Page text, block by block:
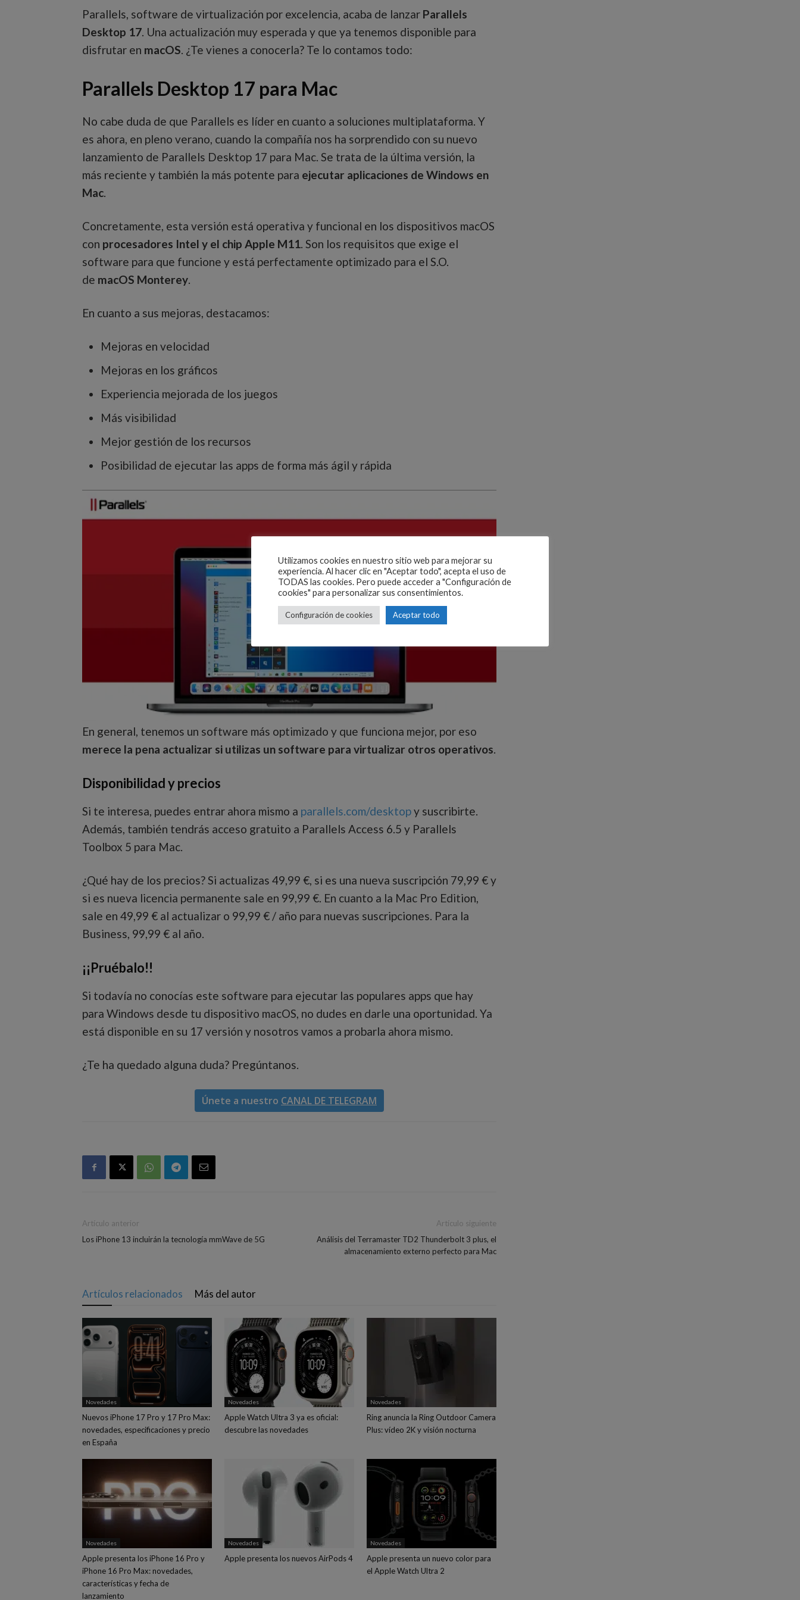
Parallels, software de virtualización por excelencia, acaba de lanzar Parallels
Desktop 17. Una actualización muy esperada y que ya tenemos disponible para
disfrutar en macOS. ¿Te vienes a conocerla? Te lo contamos todo:
Parallels Desktop 17 para Mac
No cabe duda de que Parallels es líder en cuanto a soluciones multiplataforma. Y
es ahora, en pleno verano, cuando la compañía nos ha sorprendido con su nuevo
lanzamiento de Parallels Desktop 17 para Mac. Se trata de la última versión, la
más reciente y también la más potente para ejecutar aplicaciones de Windows en
Mac.
Concretamente, esta versión está operativa y funcional en los dispositivos macOS
con procesadores Intel y el chip Apple M11. Son los requisitos que exige el
software para que funcione y está perfectamente optimizado para el S.O.
de macOS Monterey.
En cuanto a sus mejoras, destacamos:
Mejoras en velocidad
Mejoras en los gráficos
Experiencia mejorada de los juegos
Más visibilidad
Mejor gestión de los recursos
Posibilidad de ejecutar las apps de forma más ágil y rápida
En general, tenemos un software más optimizado y que funciona mejor, por eso
merece la pena actualizar si utilizas un software para virtualizar otros operativos.
Disponibilidad y precios
Si te interesa, puedes entrar ahora mismo a parallels.com/desktopy suscribirte.
Además, también tendrás acceso gratuito a Parallels Access 6.5 y Parallels
Toolbox 5 para Mac.
¿Qué hay de los precios? Si actualizas 49,99 €, si es una nueva suscripción 79,99 € y
si es nueva licencia permanente sale en 99,99 €. En cuanto a la Mac Pro Edition,
sale en 49,99 € al actualizar o 99,99 € / año para nuevas suscripciones. Para la
Business, 99,99 € al año.
¡¡Pruébalo!!
Si todavía no conocías este software para ejecutar las populares apps que hay
para Windows desde tu dispositivo macOS, no dudes en darle una oportunidad. Ya
está disponible en su 17 versión y nosotros vamos a probarla ahora mismo.
¿Te ha quedado alguna duda? Pregúntanos.
Únete a nuestro CANAL DE TELEGRAM
Artículo anterior
Los iPhone 13 incluirán la tecnología mmWave de 5G
Artículo siguiente
Análisis del Terramaster TD2 Thunderbolt 3 plus, el
almacenamiento externo perfecto para Mac
Artículos relacionados Más del autor
Novedades
Nuevos iPhone 17 Pro y 17 Pro Max:
novedades, especificaciones y precio
en España
Novedades
Apple Watch Ultra 3 ya es oficial:
descubre las novedades
Novedades
Ring anuncia la Ring Outdoor Camera
Plus: vídeo 2K y visión nocturna
Novedades
Apple presenta los iPhone 16 Pro y
iPhone 16 Pro Max: novedades,
características y fecha de
lanzamiento
Novedades
Apple presenta los nuevos AirPods 4
Novedades
Apple presenta un nuevo color para
el Apple Watch Ultra 2
Utilizamos cookies en nuestro sitio web para mejorar su
experiencia. Al hacer clic en "Aceptar todo", acepta el uso de
TODAS las cookies. Pero puede acceder a "Configuración de
cookies" para personalizar sus consentimientos.
Configuración de cookies Aceptar todo